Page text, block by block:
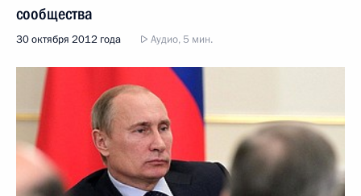
сообщества
30 октября 2012 года Аудио, 5 мин.